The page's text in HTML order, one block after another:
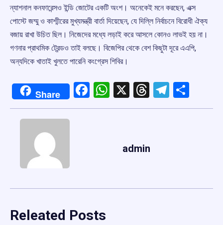
ন্যাশনাল কনফারেন্সও ইন্ডি জোটের একটি অংশ। অনেকেই মনে করছেন, এক্স
পোস্টে জম্মু ও কাশ্মীরের মুখ্যমন্ত্রী বার্তা দিয়েছেন, যে দিল্লি নির্বাচনে বিরোধী ঐক্য
বজায় রাখা উচিত ছিল। নিজেদের মধ্যে লড়াই করে আসলে কোনও লাভই হয় না।
গণনার প্রাথমিক ট্রেন্ডও তাই বলছে। বিজেপির থেকে বেশ কিছুটা দূরে এএপি,
অন্যদিকে খাতাই খুলতে পারেনি কংগ্রেস শিবির।
Share Facebook
WhatsApp
X Threads
admin
Releated Posts